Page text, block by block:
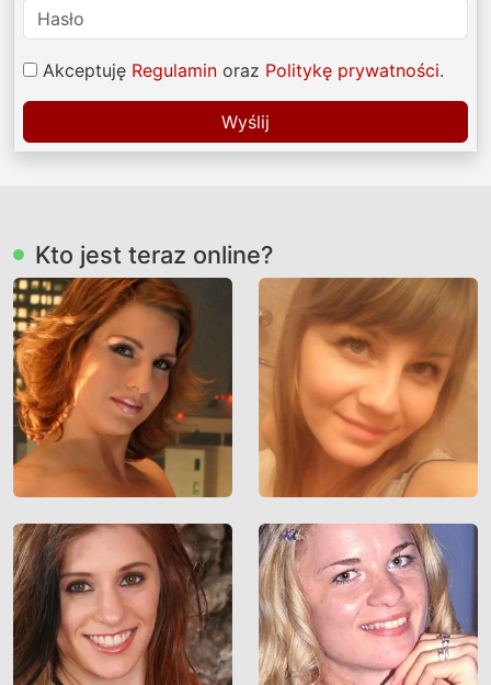
Akceptuję Regulamin oraz Politykę prywatności.
Wyślij
Kto jest teraz online?